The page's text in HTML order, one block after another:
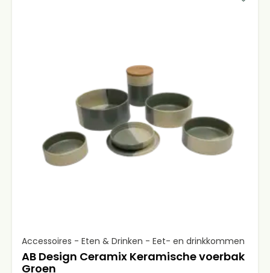
Accessoires - Eten & Drinken - Eet- en drinkkommen
AB Design Ceramix Keramische voerbak
Groen